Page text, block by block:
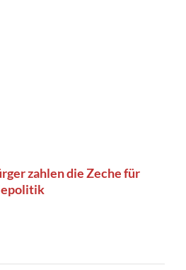
zahlen die Zeche für